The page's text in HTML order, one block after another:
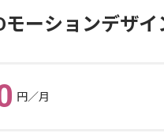
モーションデザ
円／月